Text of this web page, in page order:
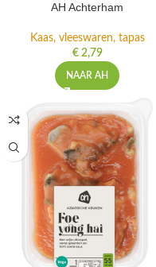
AH Achterham
Kaas, vleeswaren, tapas
€2,79
NAAR AH